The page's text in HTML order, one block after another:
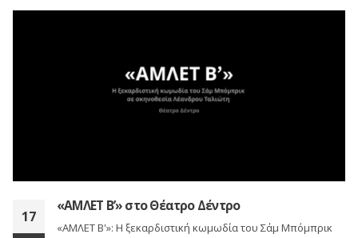
«Πριν έρθει ο Γερμανός» στο Flea Theatre
Ένα σύγχρονο θεατρικό έργο για τη νόσο του Αλτσχάιμερ.